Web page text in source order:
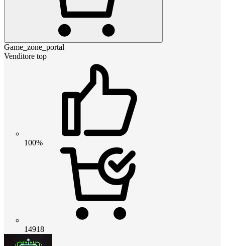
Game_zone_portal
Venditore top
100%
14918